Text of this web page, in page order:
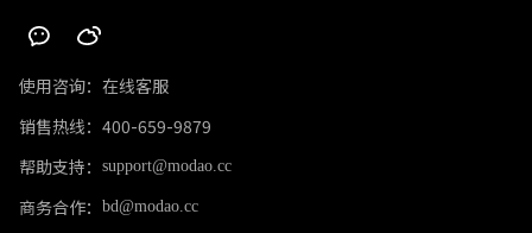
使用咨询： 在线客服
销售热线： 400-659-9879
帮助支持：
support@modao.cc
商务合作： bd@modao.cc